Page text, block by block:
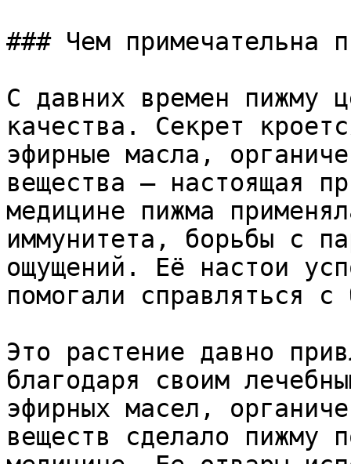
### Чем примечательна
С давних времен пижму
качества. Секрет
эфирные масла,
вещества — настоящая
медицине пижма
иммунитета, борьбы с
ощущений. Её настои
помогали справляться с
Это растение давно
благодаря своим
эфирных масел,
веществ сделало пижму